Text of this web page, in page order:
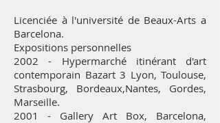
Licenciée à l'université de Beaux-Arts a
Barcelona.
Expositions personnelles
2002 - Hypermarché itinérant d'art
contemporain Bazart 3 Lyon, Toulouse,
Strasbourg, Bordeaux,Nantes, Gordes,
Marseille.
2001 - Gallery Art Box, Barcelona,